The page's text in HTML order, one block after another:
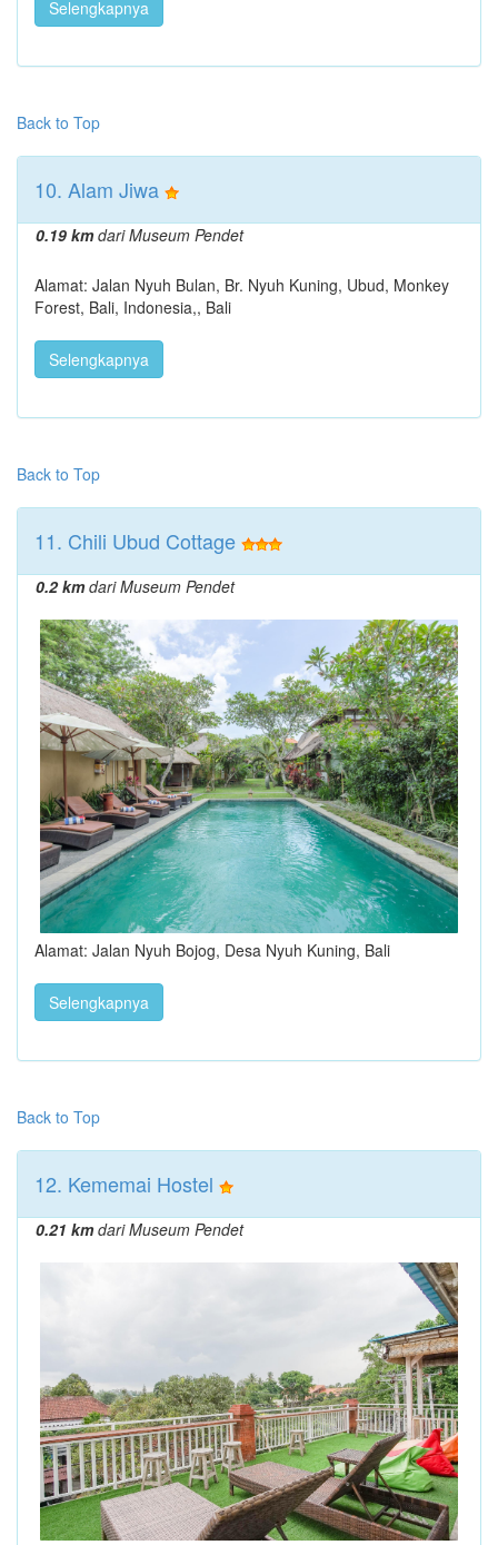
Selengkapnya
Back to Top
10. Alam Jiwa
0.19 kmdari Museum Pendet
Alamat: Jalan Nyuh Bulan, Br. Nyuh Kuning, Ubud, Monkey
Forest, Bali, Indonesia,, Bali
Selengkapnya
Back to Top
11. Chili Ubud Cottage
0.2 kmdari Museum Pendet
Alamat: Jalan Nyuh Bojog, Desa Nyuh Kuning, Bali
Selengkapnya
Back to Top
12. Kememai Hostel
0.21 kmdari Museum Pendet